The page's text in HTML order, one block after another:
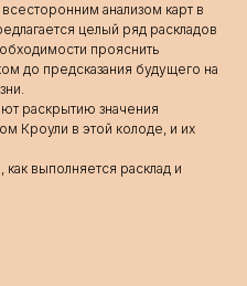
анализом карт в
целый ряд раскладов
прояснить
до предсказания будущего на
раскрытию значения
Кроули в этой колоде, и их
выполняется расклад и